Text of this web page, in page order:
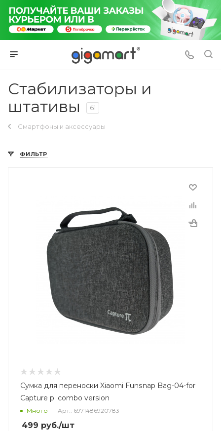
Стабилизаторы и
штативы
61
Смартфоны и аксессуары
ФИЛЬТР
Сумка для переноски Xiaomi Funsnap Bag-04-for
Capture pi combo version
Много Арт.: 6971486920783
499 руб./шт